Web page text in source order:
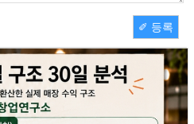
✐ 등록